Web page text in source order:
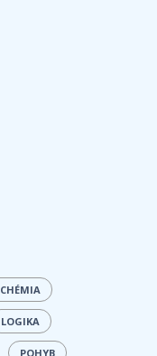
CHÉMIA
LOGIKA
POHYB